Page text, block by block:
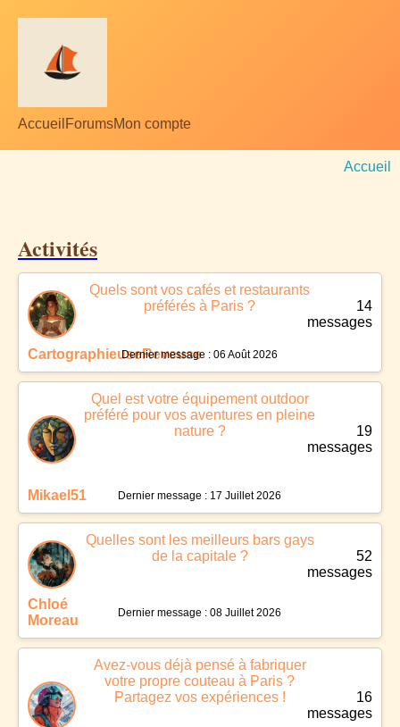
Accueil ForumsMon compte
Accueil
Activités
Quels sont vos cafés et restaurants
préférés à Paris ?
CartographieuseReveuse
14
messages
Dernier message : 06 Août 2026
Quel est votre équipement outdoor
préféré pour vos aventures en pleine
nature ?
Mikael51
19
messages
Dernier message : 17 Juillet 2026
Quelles sont les meilleurs bars gays
de la capitale ?
Chloé
Moreau
52
messages
Dernier message : 08 Juillet 2026
Avez-vous déjà pensé à fabriquer
votre propre couteau à Paris ?
Partagez vos expériences !
16
messages